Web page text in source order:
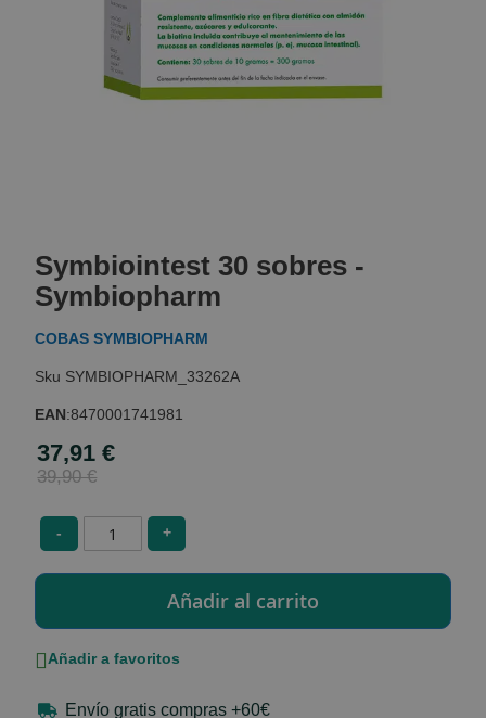
the
beginning
of
the
gallery
Symbiointest 30 sobres -
Symbiopharm
COBAS SYMBIOPHARM
SYMBIOPHARM_33262A
EAN:8470001741981
Special
Price
37,91 €
39,90 €
- +
Añadir a favoritos
Envío gratis compras +60€